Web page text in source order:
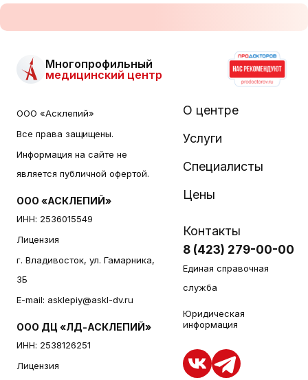
Многопрофильный
медицинский центр
ООО «Асклепий»
Все права защищены.
Информация на сайте не
является публичной офертой.
ООО «АСКЛЕПИЙ»
ИНН: 2536015549
Лицензия
г. Владивосток, ул. Гамарника,
3Б
E-mail: asklepiy@askl-dv.ru
ООО ДЦ «ЛД-АСКЛЕПИЙ»
ИНН: 2538126251
Лицензия
О центре
Услуги
Специалисты
Цены
Контакты
8 (423) 279-00-00
Единая справочная
служба
Юридическая
информация